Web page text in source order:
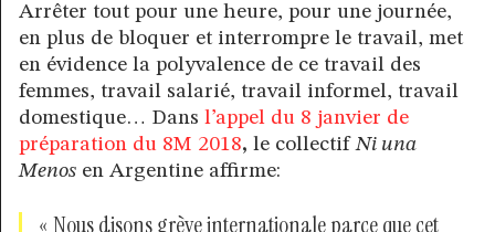
Arrêter tout pour une heure, pour une journée,
en plus de bloquer et interrompre le travail, met
en évidence la polyvalence de ce travail des
femmes, travail salarié, travail informel, travail
domestique… Dans l’appel du 8 janvier de
préparation du 8M 2018, le collectifNi una
Menos en Argentine affirme:
« Nous disons grève internationale parce que cet